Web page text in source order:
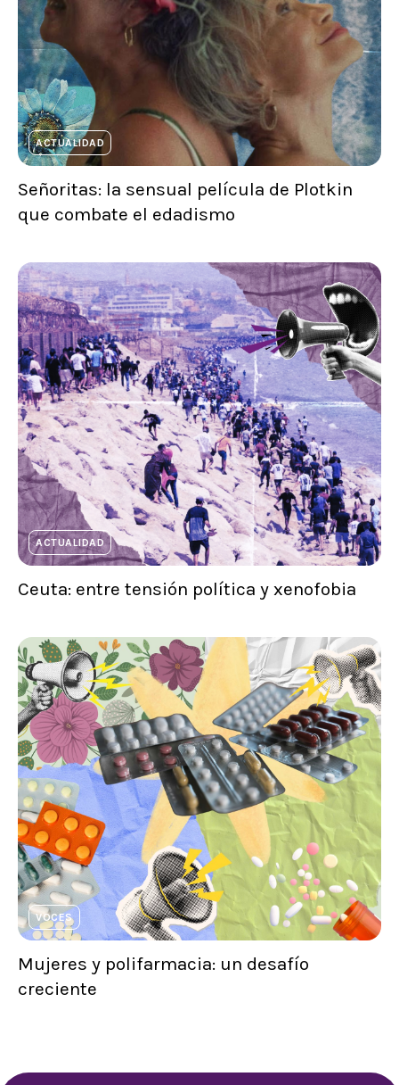
ACTUALIDAD
Señoritas: la sensual película de Plotkin
que combate el edadismo
ACTUALIDAD
Ceuta: entre tensión política y xenofobia
VOCES
Mujeres y polifarmacia: un desafío
creciente